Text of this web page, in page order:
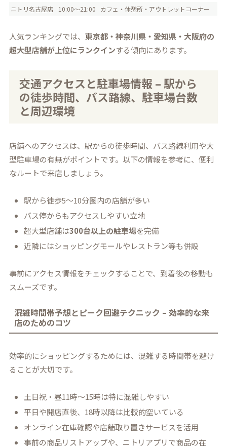
ニトリ名古屋店
10:00～21:00 カフェ・休憩所・アウトレットコーナー
人気ランキングでは、東京都・神奈川県・愛知県・大阪府の
超大型店舗が上位にランクインする傾向にあります。
交通アクセスと駐車場情報 – 駅から
の徒歩時間、バス路線、駐車場台数
と周辺環境
店舗へのアクセスは、駅からの徒歩時間、バス路線利用や大
型駐車場の有無がポイントです。以下の情報を参考に、便利
なルートで来店しましょう。
駅から徒歩5〜10分圏内の店舗が多い
バス停からもアクセスしやすい立地
超大型店舗は300台以上の駐車場を完備
近隣にはショッピングモールやレストラン等も併設
事前にアクセス情報をチェックすることで、到着後の移動も
スムーズです。
混雑時間帯予想とピーク回避テクニック – 効率的な来
店のためのコツ
効率的にショッピングするためには、混雑する時間帯を避け
ることが大切です。
土日祝・昼11時～15時は特に混雑しやすい
平日や開店直後、18時以降は比較的空いている
オンライン在庫確認や店舗取り置きサービスを活用
事前の商品リストアップや、ニトリアプリで商品の在